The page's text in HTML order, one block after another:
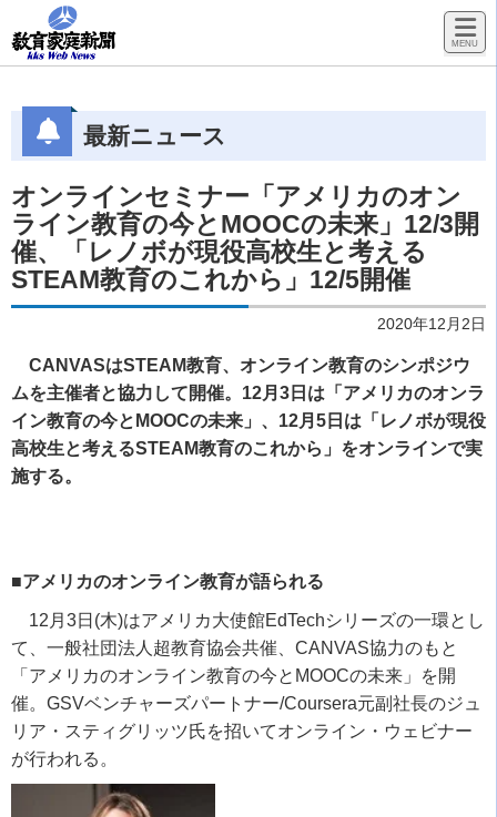
最新ニュース
オンラインセミナー「アメリカのオン
ライン教育の今とMOOCの未来」12/3開
催、「レノボが現役高校生と考える
STEAM教育のこれから」12/5開催
2020年12月2日
CANVASはSTEAM教育、オンライン教育のシンポジウ
ムを主催者と協力して開催。12月3日は「アメリカのオンラ
イン教育の今とMOOCの未来」、12月5日は「レノボが現役
高校生と考えるSTEAM教育のこれから」をオンラインで実
施する。
■アメリカのオンライン教育が語られる
12 月 3日 (木)はアメリカ大使館EdTechシリーズの一環とし
て、一般社団法人超教育協会共催、 CANVAS協力のもと
「アメリカのオンライン教育の今とMOOCの未来」を開
催。GSVベンチャーズパートナー/Coursera元副社長のジュ
リア・スティグリッツ氏を招いてオンライン・ウェビナー
が行われる。